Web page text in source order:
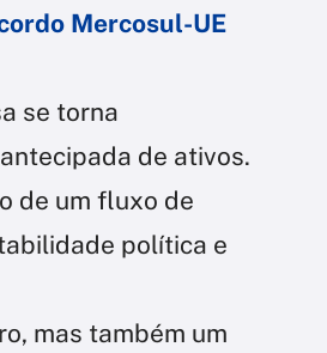
Mercosul-UE
se torna
de ativos.
de um fluxo de
política e
mas também um